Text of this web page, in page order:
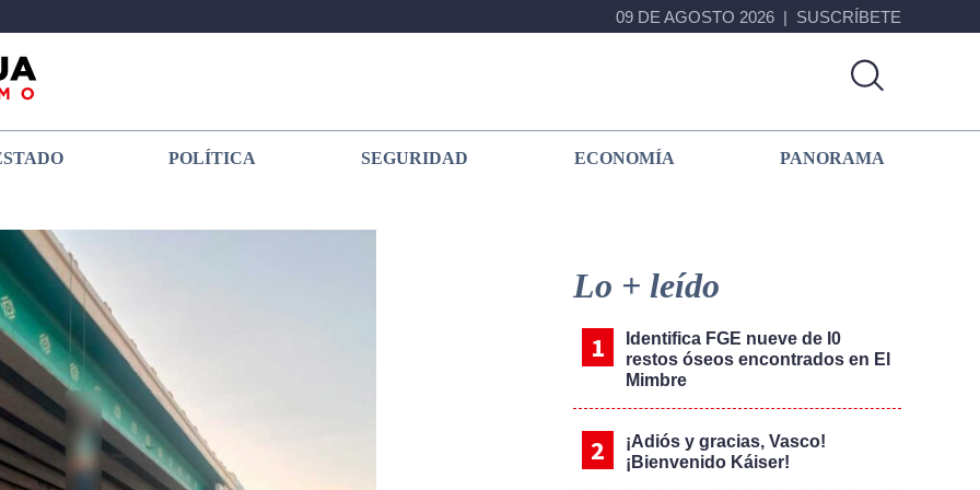
09 DE AGOSTO 2026 SUSCRÍBETE
POLÍTICA SEGURIDAD ECONOMÍA PANORAMA
Sidebar
Lo + leído
Identifica FGE nueve de l0
restos óseos encontrados en El
Mimbre
¡Adiós y gracias, Vasco!
¡Bienvenido Káiser!